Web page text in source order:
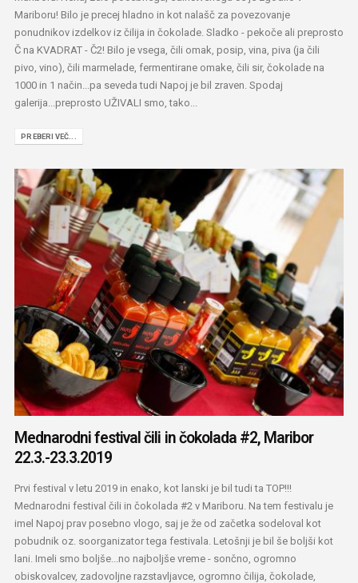
Mariboru! Bilo je precej hladno in kot nalašč za povezovanje
ponudnikov izdelkov iz čilija in čokolade. Sladko - pekoče ali preprosto
Č na KVADRAT - Č2! Bilo je vsega, čili omak, posip, vina, piva (ja čili
pivo, vino), čili marmelade, fermentirane omake, čili sir, čokolade na
1000 in 1 način...pa seveda tudi Napoj je bil zraven. Spodaj
galerija...preprosto UŽIVALI smo, tako...
PREBERI VEČ...
Mednarodni festival čili in čokolada #2, Maribor
22.3.-23.3.2019
Prvi festival v letu 2019 in enako, kot lanski je bil tudi ta TOP!!!
Mednarodni festival čili in čokolada #2 v Mariboru. Na tem festivalu je
imel Napoj prav posebno vlogo, saj je že od začetka sodeloval kot
pobudnik oz. soorganizator tega festivala. Letošnji je bil še boljši kot
lani. Imeli smo boljše...no najboljše vreme - sončno, ogromno
obiskovalcev, zadovoljne razstavljavce, ogromno čilija, čokolade,